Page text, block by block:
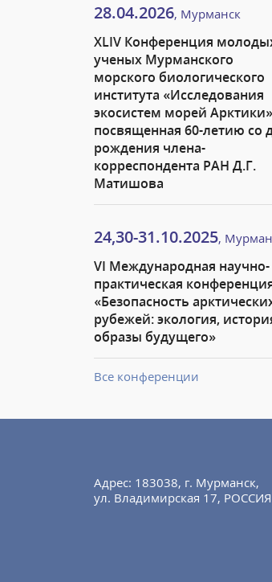
28.04.2026, Мурманск
XLIV Конференция
ученых Мурманского
морского биологического
института «Исследования
экосистем морей
посвященная 60-летию со
рождения члена-
корреспондента РАН Д.Г.
Матишова
24,30-31.10.2025,
VI Международная научно-
практическая
«Безопасность
рубежей: экология,
образы будущего»
Все конференции
Адрес: 183038, г. Мурманск,
ул. Владимирская 17, РОССИЯ